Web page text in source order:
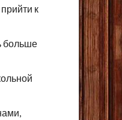
к
больше